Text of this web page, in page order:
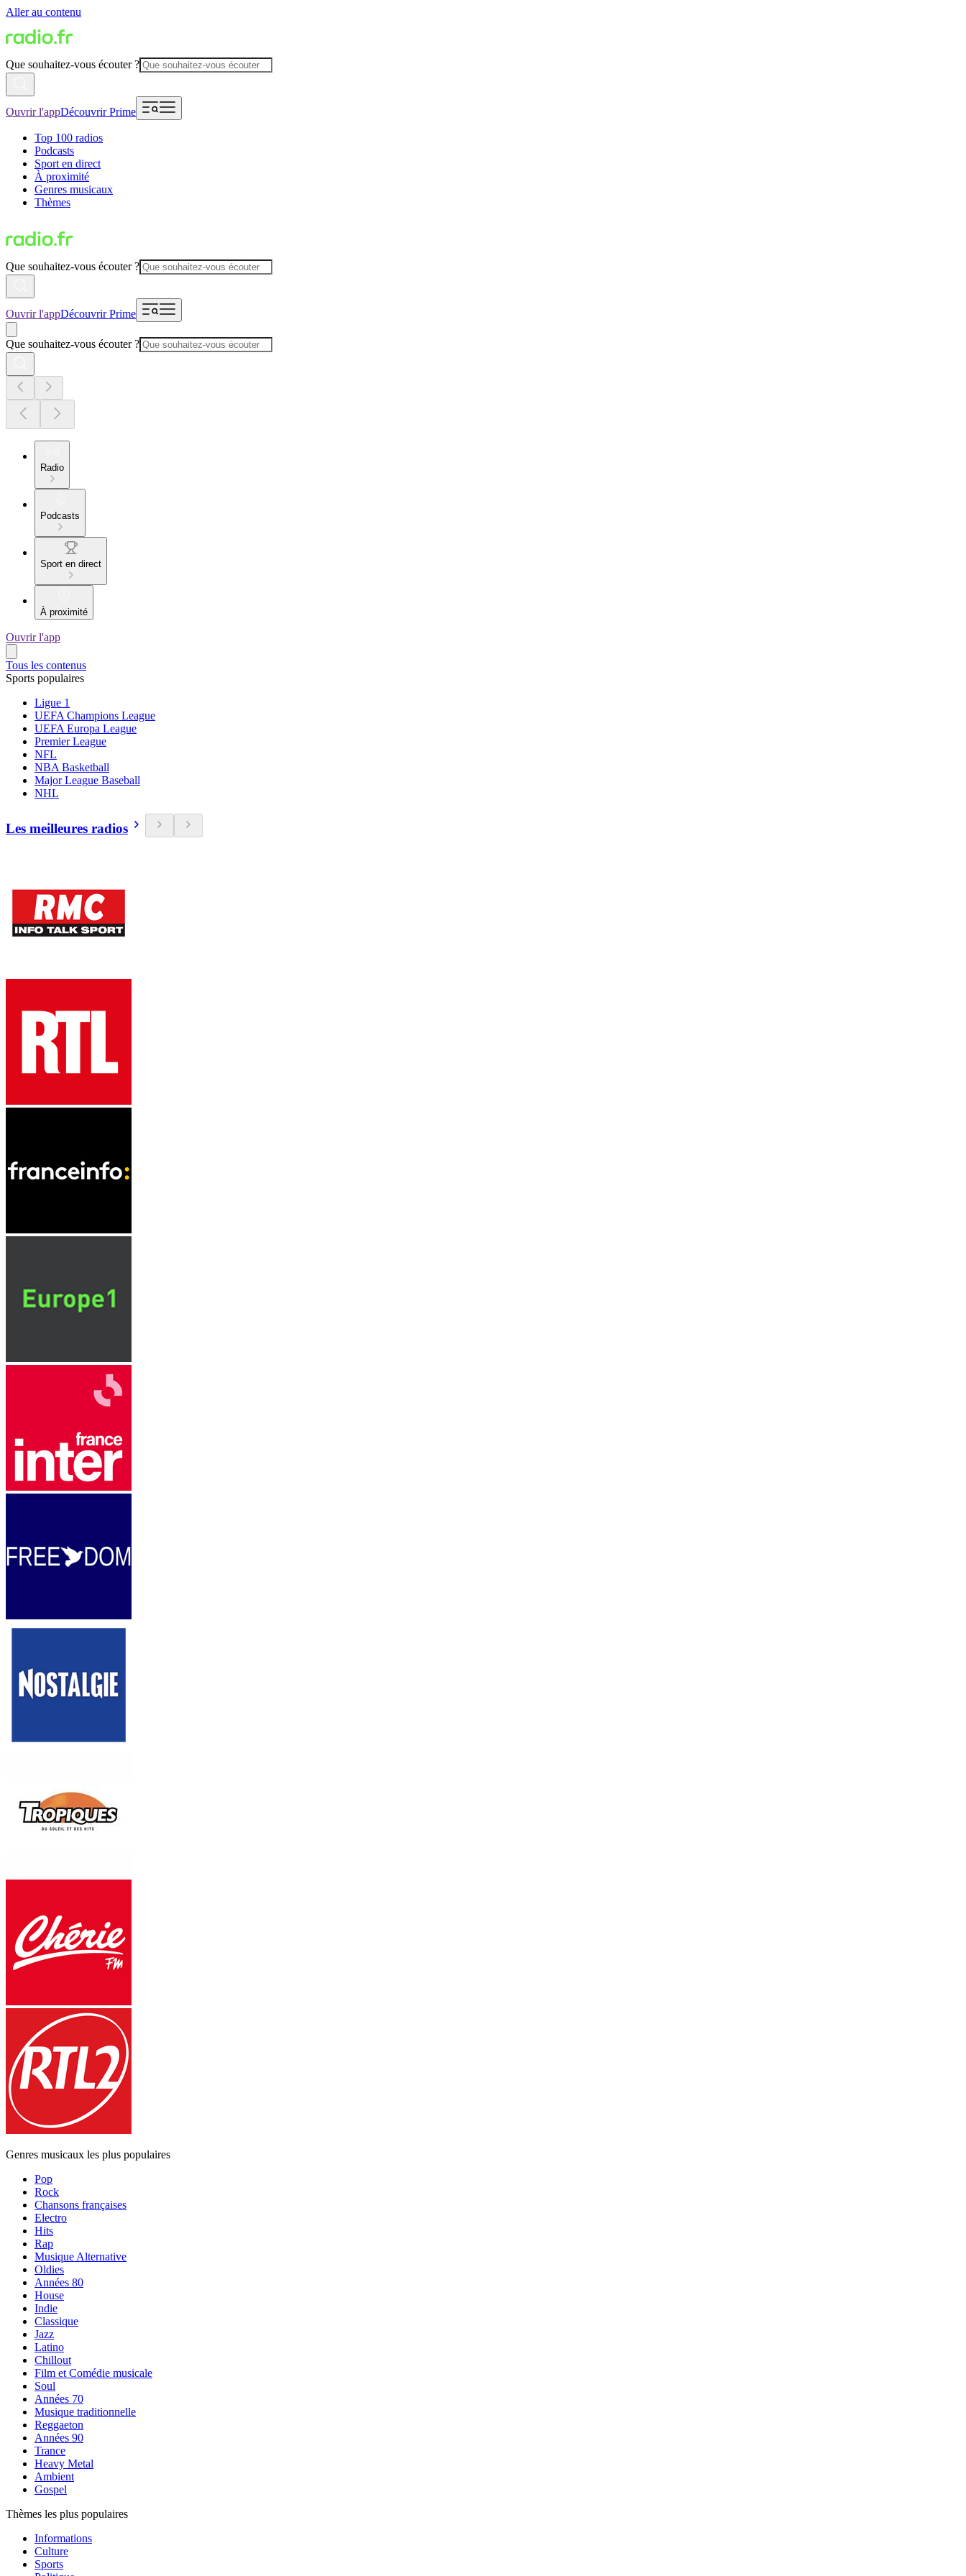
Aller au contenu
Que souhaitez-vous écouter ?
Ouvrir l'appDécouvrir Prime
Top 100 radios
Podcasts
Sport en direct
À proximité
Genres musicaux
Thèmes
Que souhaitez-vous écouter ?
Ouvrir l'appDécouvrir Prime
Que souhaitez-vous écouter ?
Radio
Podcasts
Sport en direct
À proximité
Ouvrir l'app
Tous les contenus
Sports populaires
Ligue 1
UEFA Champions League
UEFA Europa League
Premier League
NFL
NBA Basketball
Major League Baseball
NHL
Les meilleures radios
Genres musicaux les plus populaires
Pop
Rock
Chansons françaises
Electro
Hits
Rap
Musique Alternative
Oldies
Années 80
House
Indie
Classique
Jazz
Latino
Chillout
Film et Comédie musicale
Soul
Années 70
Musique traditionnelle
Reggaeton
Années 90
Trance
Heavy Metal
Ambient
Gospel
Thèmes les plus populaires
Informations
Culture
Sports